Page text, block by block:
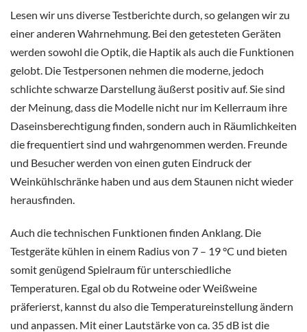
Lesen wir uns diverse Testberichte durch, so gelangen wir zu
einer anderen Wahrnehmung. Bei den getesteten Geräten
werden sowohl die Optik, die Haptik als auch die Funktionen
gelobt. Die Testpersonen nehmen die moderne, jedoch
schlichte schwarze Darstellung äußerst positiv auf. Sie sind
der Meinung, dass die Modelle nicht nur im Kellerraum ihre
Daseinsberechtigung finden, sondern auch in Räumlichkeiten
die frequentiert sind und wahrgenommen werden. Freunde
und Besucher werden von einen guten Eindruck der
Weinkühlschränke haben und aus dem Staunen nicht wieder
herausfinden.
Auch die technischen Funktionen finden Anklang. Die
Testgeräte kühlen in einem Radius von 7 – 19 °C und bieten
somit genügend Spielraum für unterschiedliche
Temperaturen. Egal ob du Rotweine oder Weißweine
präferierst, kannst du also die Temperatureinstellung ändern
und anpassen. Mit einer Lautstärke von ca. 35 dB ist die